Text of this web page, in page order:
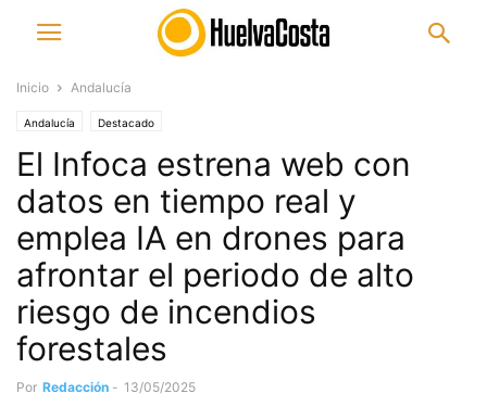
Inicio Andalucía
Andalucía Destacado
El Infoca estrena web con
datos en tiempo real y
emplea IA en drones para
afrontar el periodo de alto
riesgo de incendios
forestales
Por Redacción - 13/05/2025